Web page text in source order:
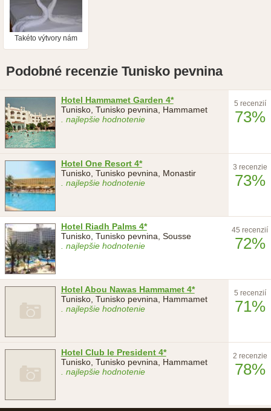
Takéto výtvory nám
Podobné recenzie Tunisko pevnina
Hotel Hammamet Garden 4*
Tunisko, Tunisko pevnina, Hammamet
. najlepšie hodnotenie
5 recenzií
73%
Hotel One Resort 4*
Tunisko, Tunisko pevnina, Monastir
. najlepšie hodnotenie
3 recenzie
73%
Hotel Riadh Palms 4*
Tunisko, Tunisko pevnina, Sousse
. najlepšie hodnotenie
45 recenzií
72%
Hotel Abou Nawas Hammamet 4*
Tunisko, Tunisko pevnina, Hammamet
. najlepšie hodnotenie
5 recenzií
71%
Hotel Club le President 4*
Tunisko, Tunisko pevnina, Hammamet
. najlepšie hodnotenie
2 recenzie
78%